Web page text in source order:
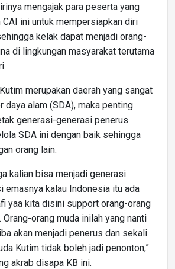
mengajak para peserta yang
ini untuk mempersiapkan diri
kelak dapat menjadi orang-
di lingkungan masyarakat terutama
merupakan daerah yang sangat
daya alam (SDA), maka penting
generasi-generasi penerus
SDA ini dengan baik sehingga
orang lain.
kalian bisa menjadi generasi
emasnya kalau Indonesia itu ada
yaa kita disini support orang-orang
Orang-orang muda inilah yang nanti
akan menjadi penerus dan sekali
Kutim tidak boleh jadi penonton,”
akrab disapa KB ini.